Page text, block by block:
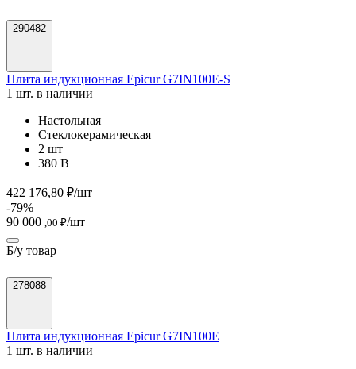
290482
Плита индукционная Epicur G7IN100E-S
1 шт. в наличии
Настольная
Стеклокерамическая
2 шт
380 В
422 176,80 ₽/шт
-79%
90 000 ,00 ₽/шт
Б/у товар
278088
Плита индукционная Epicur G7IN100E
1 шт. в наличии